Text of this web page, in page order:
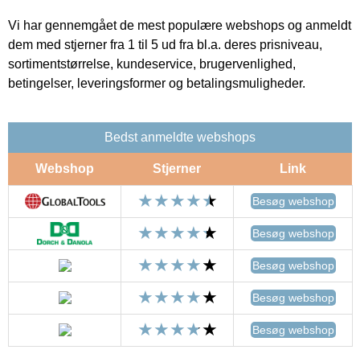
Vi har gennemgået de mest populære webshops og anmeldt
dem med stjerner fra 1 til 5 ud fra bl.a. deres prisniveau,
sortimentstørrelse, kundeservice, brugervenlighed,
betingelser, leveringsformer og betalingsmuligheder.
Bedst anmeldte webshops
Webshop Stjerner Link
Besøg webshop
Besøg webshop
Besøg webshop
Besøg webshop
Besøg webshop